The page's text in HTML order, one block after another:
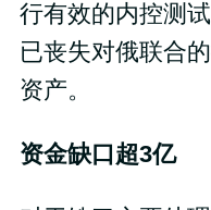
行有效的内控测
已丧失对俄联合
资产。
资金缺口超3亿